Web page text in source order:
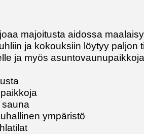
majoitusta aidossa
ja kokouksiin löytyy paljon
ja myös
ympäristö